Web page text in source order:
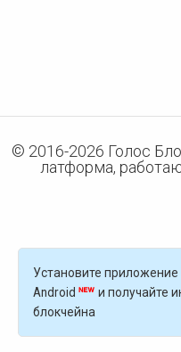
© 2016-2026 Голос
латформа,
Установите приложение
Android
и получайте
блокчейна